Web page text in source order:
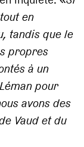
en
tandis que le
propres
à un
pour
avons des
Vaud et du